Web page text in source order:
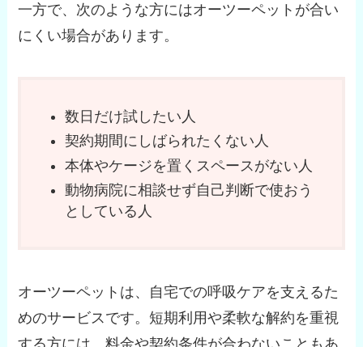
一方で、次のような方にはオーツーペットが合い
にくい場合があります。
数日だけ試したい人
契約期間にしばられたくない人
本体やケージを置くスペースがない人
動物病院に相談せず自己判断で使おう
としている人
オーツーペットは、自宅での呼吸ケアを支えるた
めのサービスです。短期利用や柔軟な解約を重視